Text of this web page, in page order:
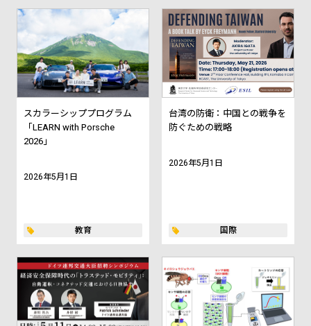
スカラーシッププログラム
「LEARN with Porsche
2026」
2026年5月1日
教育
台湾の防衛：中国との戦争を
防ぐための戦略
2026年5月1日
国際